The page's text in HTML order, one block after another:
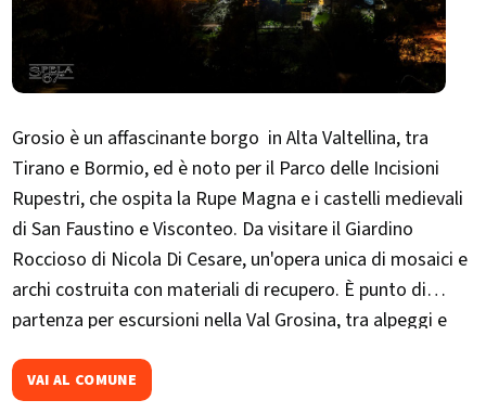
Grosio è un affascinante borgo in Alta Valtellina, tra
Tirano e Bormio, ed è noto per il Parco delle Incisioni
Rupestri, che ospita la Rupe Magna e i castelli medievali
di San Faustino e Visconteo. Da visitare il Giardino
Roccioso di Nicola Di Cesare, un'opera unica di mosaici e
archi costruita con materiali di recupero. È punto di
partenza per escursioni nella Val Grosina, tra alpeggi e
di corsa in montagna tra i sentieri della valle.​
VAI AL COMUNE